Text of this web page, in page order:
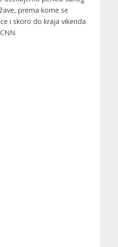
prema kome se
i skoro do kraja vikenda